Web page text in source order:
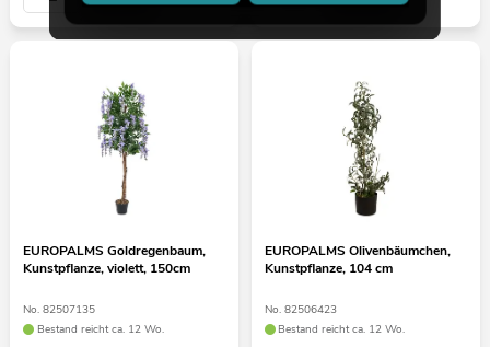
EUROPALMS Goldregenbaum,
Kunstpflanze, violett, 150cm
No. 82507135
Bestand reicht ca. 12 Wo.
EUROPALMS Olivenbäumchen,
Kunstpflanze, 104 cm
No. 82506423
Bestand reicht ca. 12 Wo.